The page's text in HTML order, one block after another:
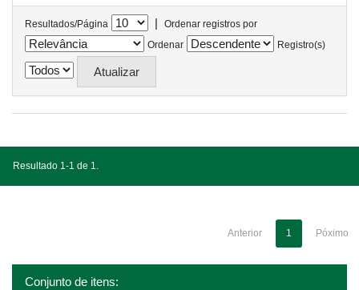
Resultados/Página |
Ordenar registros por
Ordenar
Registro(s)
Resultado 1-1 de 1.
Anterior 1 Póximo
Conjunto de itens: